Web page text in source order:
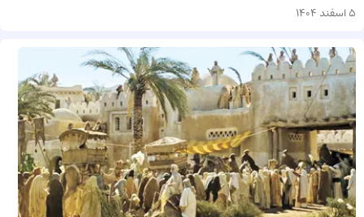
5 اسفند 1404